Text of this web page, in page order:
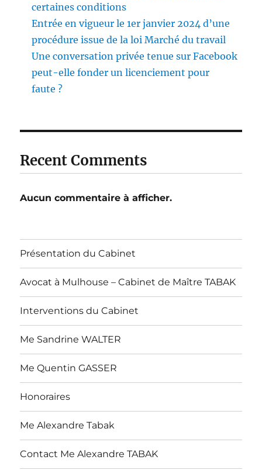
certaines conditions
Entrée en vigueur le 1er janvier 2024 d’une
procédure issue de la loi Marché du travail
Une conversation privée tenue sur Facebook
peut-elle fonder un licenciement pour
faute ?
Recent Comments
Aucun commentaire à afficher.
Présentation du Cabinet
Avocat à Mulhouse – Cabinet de Maître TABAK
Interventions du Cabinet
Me Sandrine WALTER
Me Quentin GASSER
Honoraires
Me Alexandre Tabak
Contact Me Alexandre TABAK